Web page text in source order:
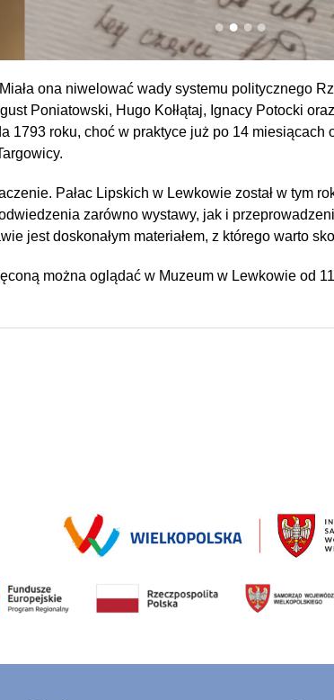
ona niwelować wady systemu politycznego
Poniatowski, Hugo Kołłątaj, Ignacy Potocki
1793 roku, choć w praktyce już po 14
Pałac Lipskich w Lewkowie został w tym
zarówno wystawy, jak i
jest doskonałym materiałem, z którego warto
można oglądać w Muzeum w Lewkowie od